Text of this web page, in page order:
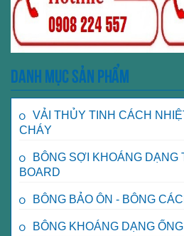
Danh mục sản phẩm
VẢI THỦY TINH CÁCH
CHÁY
BÔNG SỢI KHOÁNG DẠNG
BOARD
BÔNG BẢO ÔN - BÔNG
BÔNG KHOÁNG DẠNG